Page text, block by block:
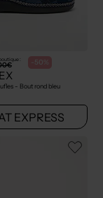
: -50%
- Bout rond bleu
EXPRESS